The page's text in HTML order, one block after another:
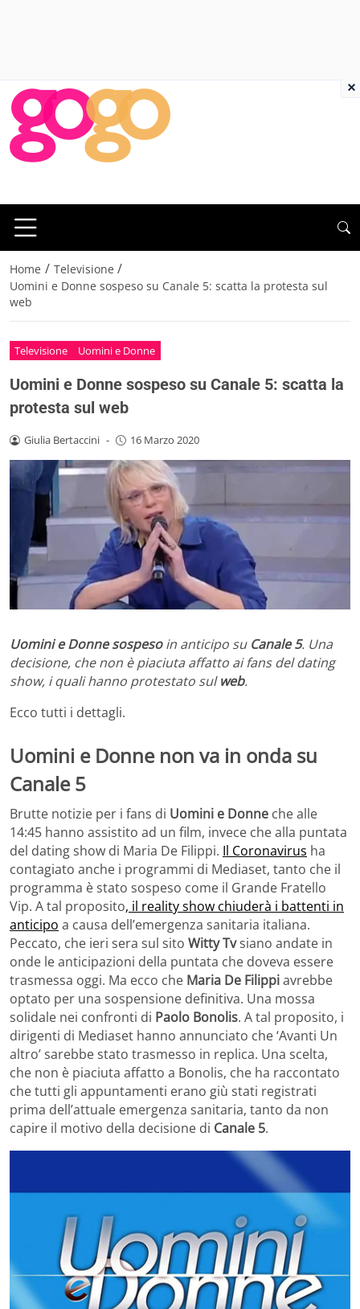
Home / Televisione /
Uomini e Donne sospeso su Canale 5: scatta la protesta sul
web
Televisione Uomini e Donne
Uomini e Donne sospeso su Canale 5: scatta la
protesta sul web
Giulia Bertaccini - 16 Marzo 2020
Uomini e Donne sospesoin anticipo su Canale 5. Una
decisione, che non è piaciuta affatto ai fans del dating
show, i quali hanno protestato sulweb.
Ecco tutti i dettagli.
Uomini e Donne non va in onda su
Canale 5
Brutte notizie per i fans di Uomini e Donne che alle
14:45 hanno assistito ad un film, invece che alla puntata
del dating show di Maria De Filippi. Il Coronavirus ha
contagiato anche i programmi di Mediaset, tanto che il
programma è stato sospeso come il Grande Fratello
Vip. A tal proposito, il reality show chiuderà i battenti in
anticipo a causa dell’emergenza sanitaria italiana.
Peccato, che ieri sera sul sito Witty Tvsiano andate in
onde le anticipazioni della puntata che doveva essere
trasmessa oggi. Ma ecco che Maria De Filippiavrebbe
optato per una sospensione definitiva. Una mossa
solidale nei confronti di Paolo Bonolis. A tal proposito, i
dirigenti di Mediaset hanno annunciato che ‘Avanti Un
altro’ sarebbe stato trasmesso in replica. Una scelta,
che non è piaciuta affatto a Bonolis, che ha raccontato
che tutti gli appuntamenti erano giù stati registrati
prima dell’attuale emergenza sanitaria, tanto da non
capire il motivo della decisione di Canale 5.
×